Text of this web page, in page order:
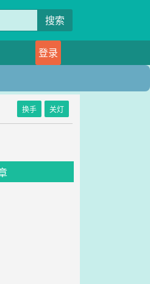
搜索
登录
换手 关灯